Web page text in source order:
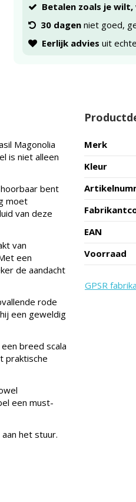
Betalen zoals je wilt,
30 dagenniet goed,
Eerlijk advies uit
Magonolia
is niet alleen
bent
moet
van deze
van
een
de aandacht
rode
een geweldig
breed scala
praktische
een must-
het stuur.
Merk
Kleur
EAN
Voorraad
GPSR